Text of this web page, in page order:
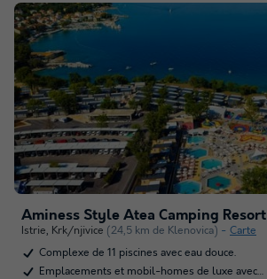
Aminess Style Atea Camping Resort
Istrie, Krk/njivice (24,5 km de Klenovica)
Carte
Complexe de 11 piscines avec eau douce.
Emplacements et mobil-homes de luxe avec…